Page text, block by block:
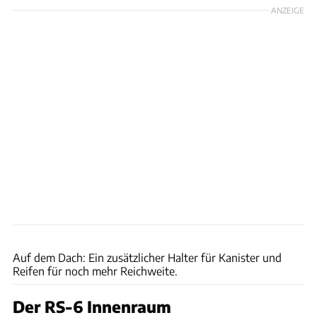
ANZEIGE
Auf dem Dach: Ein zusätzlicher Halter für Kanister und
Reifen für noch mehr Reichweite.
Der RS-6 Innenraum